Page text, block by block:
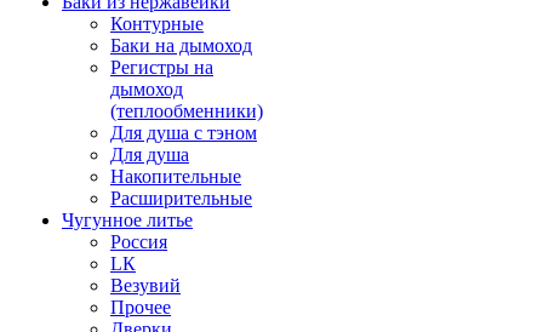
Контурные
Баки на дымоход
Регистры на
дымоход
(теплообменники)
Для душа с тэном
Для душа
Накопительные
Расширительные
Чугунное литье
Россия
LК
Везувий
Прочее